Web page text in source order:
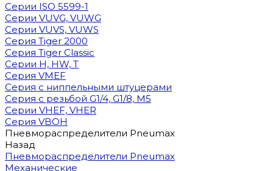
Серии ISO 5599-1
Серии VUVG, VUWG
Серии VUVS, VUWS
Серия Tiger 2000
Серия Tiger Classic
Серии H, HW, T
Серия VMEF
Серия с ниппельными штуцерами
Серия с резьбой G1/4, G1/8, М5
Серии VHEF, VHER
Серия VBOH
Пневмораспределители Pneumax
Назад
Пневмораспределители Pneumax
Механические